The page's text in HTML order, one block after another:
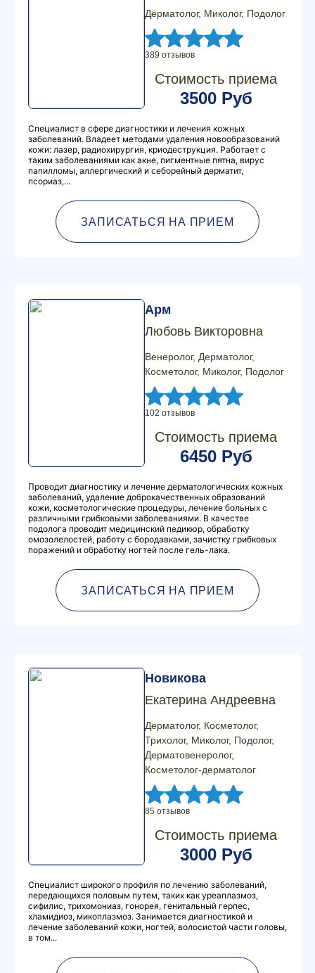
Дерматолог, Миколог, Подолог
389 отзывов
Стоимость приема
3500 Руб
Специалист в сфере диагностики и лечения кожных
заболеваний. Владеет методами удаления новообразований
кожи: лазер, радиохирургия, криодеструкция. Работает с
таким заболеваниями как акне, пигментные пятна, вирус
папилломы, аллергический и себорейный дерматит,
псориаз,...
ЗАПИСАТЬСЯ НА ПРИЕМ
Арм
Любовь Викторовна
Венеролог, Дерматолог,
Косметолог, Миколог, Подолог
102 отзывов
Стоимость приема
6450 Руб
Проводит диагностику и лечение дерматологических кожных
заболеваний, удаление доброкачественных образований
кожи, косметологические процедуры, лечение больных с
различными грибковыми заболеваниями. В качестве
подолога проводит медицинский педикюр, обработку
омозолелостей, работу с бородавками, зачистку грибковых
поражений и обработку ногтей после гель-лака.
ЗАПИСАТЬСЯ НА ПРИЕМ
Новикова
Екатерина Андреевна
Дерматолог, Косметолог,
Трихолог, Миколог, Подолог,
Дерматовенеролог,
Косметолог-дерматолог
85 отзывов
Стоимость приема
3000 Руб
Специалист широкого профиля по лечению заболеваний,
передающихся половым путем, таких как уреаплазмоз,
сифилис, трихомониаз, гонорея, генитальный герпес,
хламидиоз, микоплазмоз. Занимается диагностикой и
лечение заболеваний кожи, ногтей, волосистой части головы,
в том...